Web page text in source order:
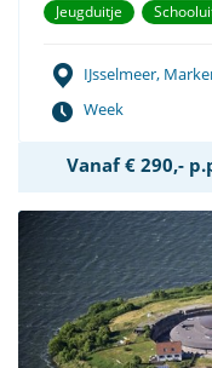
Jeugduitje
IJsselmeer,
Week
Vanaf € 290,-